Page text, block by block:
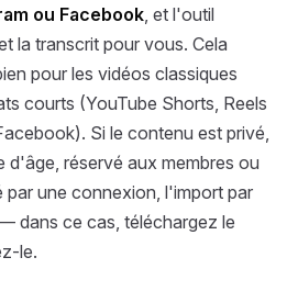
ou Facebook, et l'outil
la transcrit pour vous. Cela
pour les vidéos classiques
courts (YouTube Shorts, Reels
Si le contenu est privé,
d'âge, réservé aux membres ou
par une connexion, l'import par
dans ce cas, téléchargez le
le.